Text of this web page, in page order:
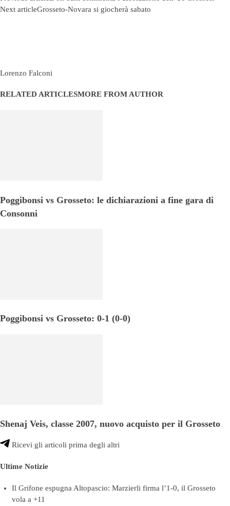
Next articleGrosseto-Novara si giocherà sabato
Lorenzo Falconi
RELATED ARTICLESMORE FROM AUTHOR
Poggibonsi vs Grosseto: le dichiarazioni a fine gara di
Consonni
Poggibonsi vs Grosseto: 0-1 (0-0)
Shenaj Veis, classe 2007, nuovo acquisto per il Grosseto
Ricevi gli articoli prima degli altri
Ultime Notizie
Il Grifone espugna Altopascio: Marzierli firma l’1-0, il Grosseto
vola a +11